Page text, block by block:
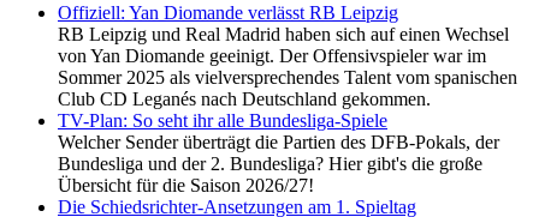
Offiziell: Yan Diomande verlässt RB Leipzig
RB Leipzig und Real Madrid haben sich auf einen Wechsel
von Yan Diomande geeinigt. Der Offensivspieler war im
Sommer 2025 als vielversprechendes Talent vom spanischen
Club CD Leganés nach Deutschland gekommen.
TV-Plan: So seht ihr alle Bundesliga-Spiele
Welcher Sender überträgt die Partien des DFB-Pokals, der
Bundesliga und der 2. Bundesliga? Hier gibt's die große
Übersicht für die Saison 2026/27!
Die Schiedsrichter-Ansetzungen am 1. Spieltag